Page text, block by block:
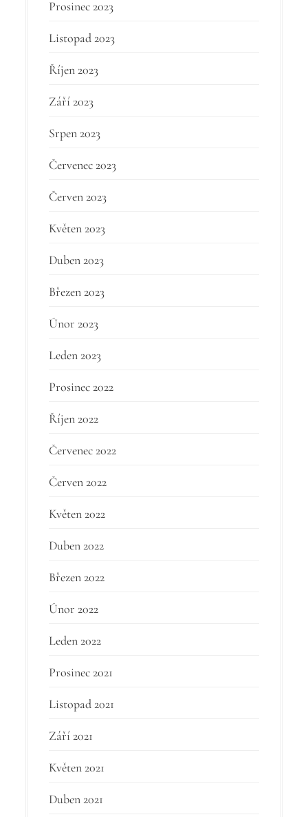
Prosinec 2023
Listopad 2023
Říjen 2023
Září 2023
Srpen 2023
Červenec 2023
Červen 2023
Květen 2023
Duben 2023
Březen 2023
Únor 2023
Leden 2023
Prosinec 2022
Říjen 2022
Červenec 2022
Červen 2022
Květen 2022
Duben 2022
Březen 2022
Únor 2022
Leden 2022
Prosinec 2021
Listopad 2021
Září 2021
Květen 2021
Duben 2021